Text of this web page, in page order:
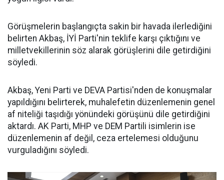
Görüşmelerin başlangıçta sakin bir havada ilerlediğini
belirten Akbaş, İYİ Parti'nin teklife karşı çıktığını ve
milletvekillerinin söz alarak görüşlerini dile getirdiğini
söyledi.
Akbaş, Yeni Parti ve DEVA Partisi'nden de konuşmalar
yapıldığını belirterek, muhalefetin düzenlemenin genel
af niteliği taşıdığı yönündeki görüşünü dile getirdiğini
aktardı. AK Parti, MHP ve DEM Partili isimlerin ise
düzenlemenin af değil, ceza ertelemesi olduğunu
vurguladığını söyledi.